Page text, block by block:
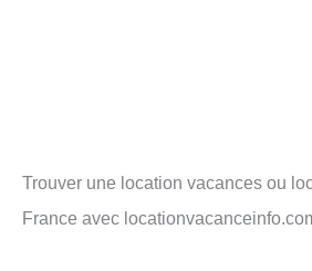
Trouver une location vacances ou
France avec